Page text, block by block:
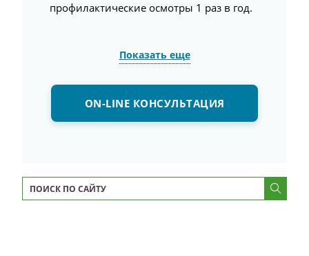
профилактические осмотры 1 раз в год.
Показать еще
ON-LINE КОНСУЛЬТАЦИЯ